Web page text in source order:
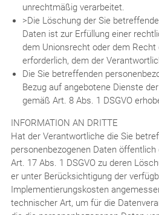
unrechtmäßig verarbeitet.
>Die Löschung der Sie
Daten ist zur Erfüllung einer
dem Unionsrecht oder dem
erforderlich, dem der
Die Sie betreffenden
Bezug auf angebotene Dienste
gemäß Art. 8 Abs. 1 DSGVO
INFORMATION AN DRITTE
Hat der Verantwortliche die Sie
personenbezogenen Daten
Art. 17 Abs. 1 DSGVO zu deren
er unter Berücksichtigung der
Implementierungskosten
technischer Art, um für die